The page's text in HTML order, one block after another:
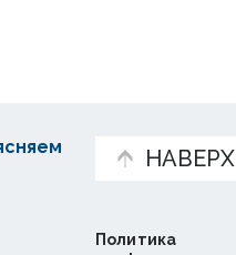
НАВЕРХ
Политика